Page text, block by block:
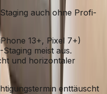
auch ohne Profi-
13+, Pixel 7+)
meist aus.
und horizontaler
enttäuscht